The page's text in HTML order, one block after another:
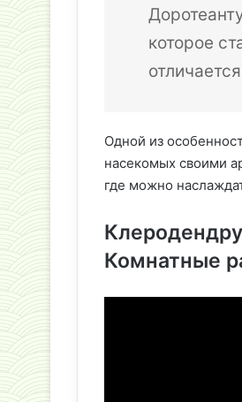
которое
Одной из
насекомых своими
где можно
Комнатные